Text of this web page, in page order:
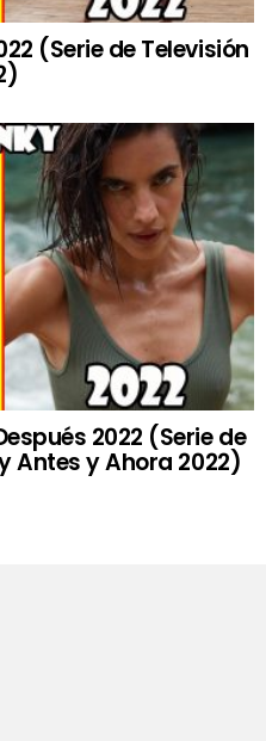
(Serie de Televisión
2022 (Serie de
Antes y Ahora 2022)